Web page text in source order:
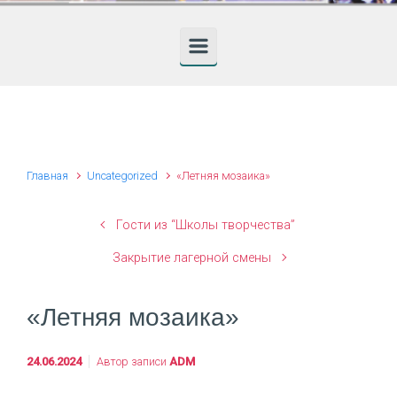
Главная Uncategorized «Летняя мозаика»
Гости из “Школы творчества”
Закрытие лагерной смены
«Летняя мозаика»
24.06.2024 Автор записи ADM